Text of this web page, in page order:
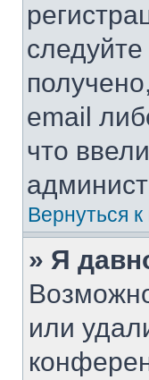
email
что
Вернуться
» Я
или